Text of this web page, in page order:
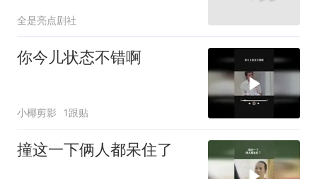
全是亮点剧社
你今儿状态不错啊
小椰剪影 1跟贴
撞这一下俩人都呆住了